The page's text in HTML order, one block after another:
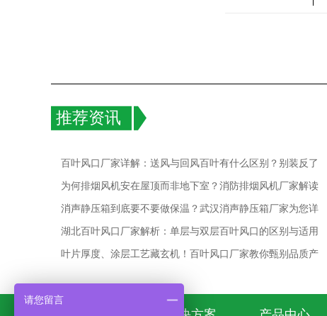
推荐资讯
百叶风口厂家详解：送风与回风百叶有什么区别？别装反了
为何排烟风机安在屋顶而非地下室？消防排烟风机厂家解读
消声静压箱到底要不要做保温？武汉消声静压箱厂家为您详
湖北百叶风口厂家解析：单层与双层百叶风口的区别与适用
叶片厚度、涂层工艺藏玄机！百叶风口厂家教你甄别品质产
请您留言